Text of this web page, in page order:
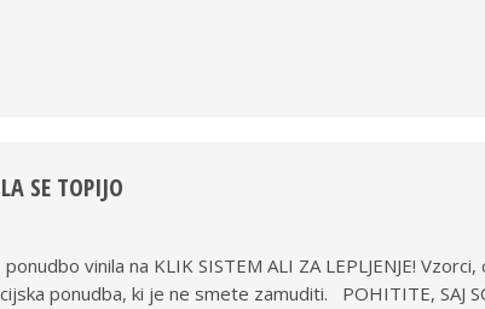
SE TOPIJO
vinila na KLIK SISTEM ALI ZA LEPLJENJE!
ponudba, ki je ne smete zamuditi. POHITITE, SAJ